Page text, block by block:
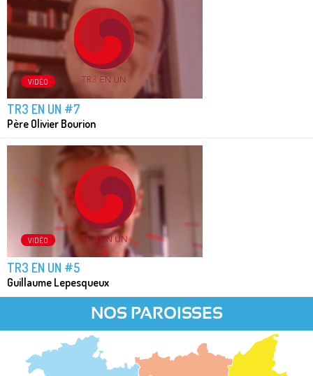
VIDÉO
TR3 EN UN #7
Père Olivier Bourion
VIDÉO
TR3 EN UN #5
Guillaume Lepesqueux
NOS PAROISSES